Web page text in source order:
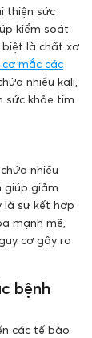
thiện sức
kiểm soát
biệt là chất xơ
mắc các
nhiều kali,
sức khỏe tim
nhiều
giúp giảm
là sự kết hợp
mạnh mẽ,
cơ gây ra
bệnh
các tế bào